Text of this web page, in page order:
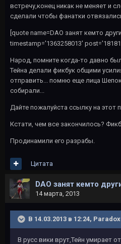
встречу,конец никак не меняет и
сделали чтобы фанатки
[quote name=DAO занят кемто
timestamp='1363258013'
Народ, помните когда-то давно
Тейна делали фикбук общими
отправить... помню еще лица
собирали...
Дайте пожалуйста ссылку на этот
Кстати, чем все закончилось?
Продинамили его разрабы.
Цитата
DAO занят кемто
14 марта, 2013
В 14.03.2013 в 12:24,
В русс вики врут,Тейн умирает